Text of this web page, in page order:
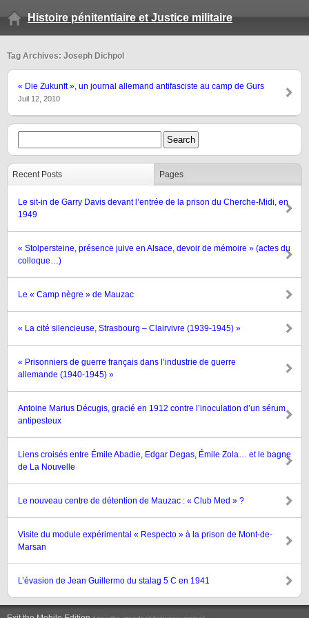
Histoire pénitentiaire et Justice militaire
Tag Archives: Joseph Dichpol
« Die Zukunft », un journal allemand antifasciste au camp de Gurs
Juil 12, 2010
Recent Posts Pages
Le sit-in de Garry Davis devant l’entrée de la prison du Cherche-Midi, en
1949
« Stolpersteine, présence juive en Alsace, devoir de mémoire » (actes du
colloque…)
Le « Camp nègre » de Mauzac
« La cité silencieuse, Strasbourg – Clairvivre (1939-1945) »
« Prisonniers de guerre français dans l’industrie de guerre
allemande (1940-1945) »
Antoine Marius Décugis, gracié en 1912 contre l’inoculation d’un sérum
antipesteux
Liens croisés entre Émile Abadie, Edgar Degas, Émile Zola… et le bagne
de La Nouvelle
Le nouveau centre de détention de Mauzac : « Club Med » ?
Visite du module expérimental « Respecto » à la prison de Mont-de-
Marsan
L’évasion de Jean Guillermo du stalag 5 C en 1941